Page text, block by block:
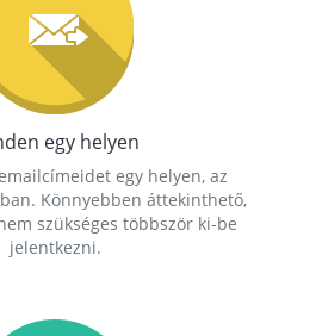
egy helyen
egy helyen, az
Könnyebben áttekinthető,
szükséges többször ki-be
jelentkezni.